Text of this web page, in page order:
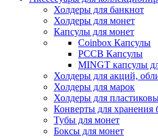
Холдеры для банкнот
Холдеры для монет
Капсулы для монет
Coinbox Капсулы
РССВ Капсулы
MINGT капсулы
Холдеры для акций,
Холдеры для марок
Холдеры для
Конверты для хранения
Тубы для монет
Боксы для монет